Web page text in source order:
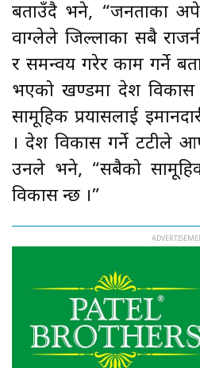
बताउँदै भने, “जनताका
वाग्लेले जिल्लाका सबै
र समन्वय गरेर काम गर्ने
भएको खण्डमा देश
सामूहिक प्रयासलाई
। देश विकास गर्ने
उनले भने, “सबैको सामूहिक
विकास हुन्छ ।”